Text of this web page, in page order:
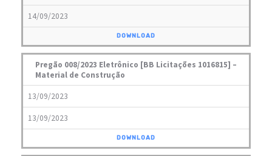
14/09/2023
DOWNLOAD
Pregão 008/2023 Eletrônico [BB Licitações 1016815] –
Material de Construção
13/09/2023
13/09/2023
DOWNLOAD